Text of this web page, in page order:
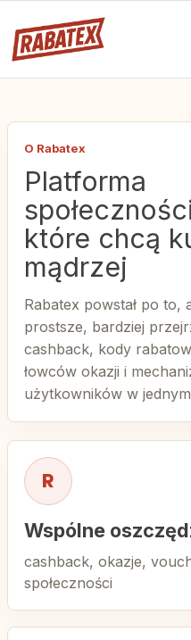
O Rabatex
Platforma
które chcą
mądrzej
Rabatex powstał po to,
prostsze, bardziej
cashback, kody
łowców okazji i
użytkowników w
Wspólne
cashback, okazje,
społeczności